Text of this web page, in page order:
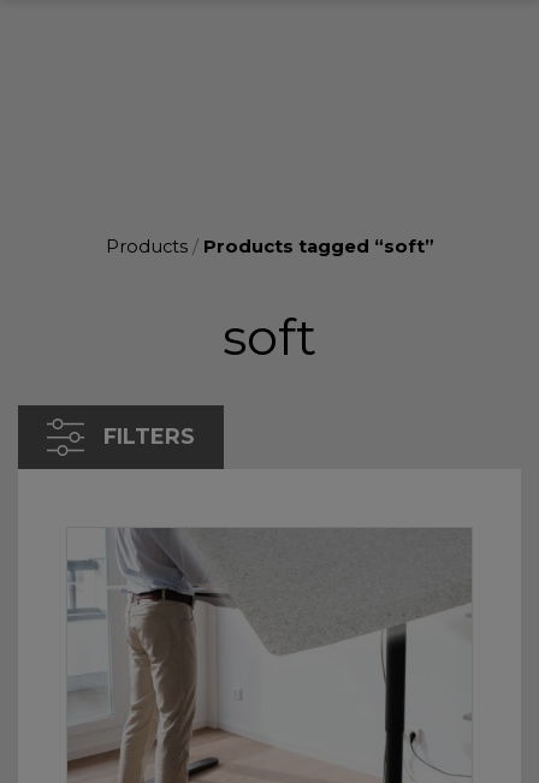
Products/ Products tagged “soft”
soft
FILTERS